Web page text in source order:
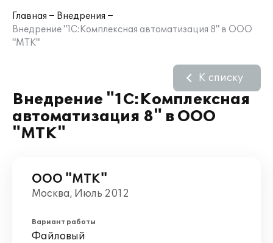
Главная
Внедрения
Внедрение "1С:Комплексная автоматизация 8" в ООО
"МТК"
Внедрение "1С:Комплексная
автоматизация 8" в ООО
"МТК"
К списку
ООО "МТК"
Москва, Июль 2012
Вариант работы
Файловый